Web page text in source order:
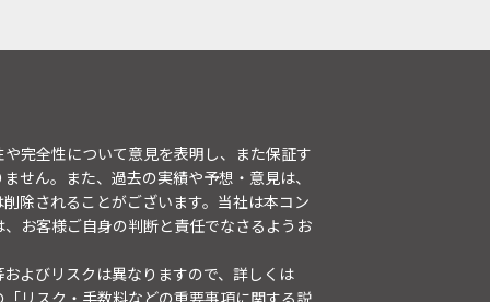
完全性について意見を表明し、また保証す
せん。また、過去の実績や予想・意見は、
除されることがございます。当社は本コン
お客様ご自身の判断と責任でなさるようお
よびリスクは異なりますので、詳しくは
「リスク・手数料などの重要事項に関する説